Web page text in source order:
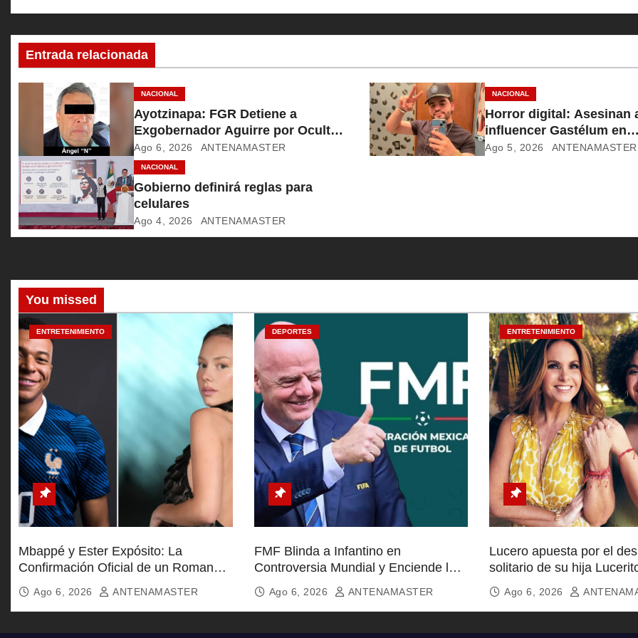
c
i
d
e
e
n
t
r
a
d
a
s
Entrada relacionada
NACIONAL
Ayotzinapa: FGR Detiene a
Exgobernador Aguirre por Ocultar
Información Clave
Ago 6, 2026 ANTENAMASTER
NACIONAL
Horror digital: Asesinan
influencer Gastélum en
transmisión en Culiacán
Ago 5, 2026 ANTENAMASTER
NACIONAL
Gobierno definirá reglas para
celulares
Ago 4, 2026 ANTENAMASTER
You missed
ENTRETENIMIENTO
Mbappé y Ester Expósito: La
Confirmación Oficial de un Romance
Global
Ago 6, 2026 ANTENAMASTER
DEPORTES
FMF Blinda a Infantino en
Controversia Mundial y Enciende la
Furia de Aficionados
Ago 6, 2026 ANTENAMASTER
ENTRETENIMIENTO
Lucero apuesta por el
solitario de su hija
Ago 6, 2026